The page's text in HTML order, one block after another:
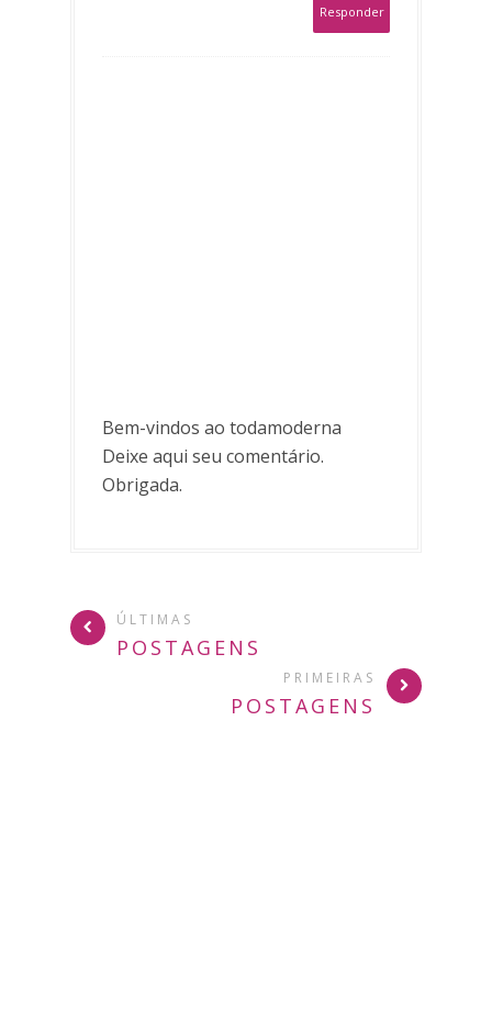
Responder
Bem-vindos ao todamoderna
Deixe aqui seu comentário.
Obrigada.
ÚLTIMAS
POSTAGENS
PRIMEIRAS
POSTAGENS